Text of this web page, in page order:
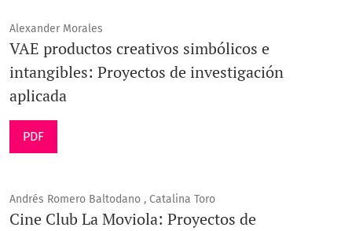
Alexander Morales
VAE productos creativos simbólicos e
intangibles: Proyectos de investigación
aplicada
PDF
Andrés Romero Baltodano , Catalina Toro
Cine Club La Moviola: Proyectos de